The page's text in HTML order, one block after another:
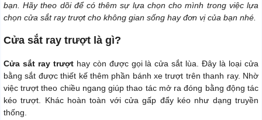
bạn. Hãy theo dõi để có thêm sự lựa chọn cho mình trong việc lựa
chọn cửa sắt ray trượt cho không gian sống hay đơn vị của bạn nhé.
Cửa sắt ray trượt là gì?
Cửa sắt ray trượthay còn được gọi là cửa sắt lùa. Đây là loại cửa
bằng sắt được thiết kế thêm phần bánh xe trượt trên thanh ray. Nhờ
việc trượt theo chiều ngang giúp thao tác mở ra đóng bằng động tác
kéo trượt. Khác hoàn toàn với cửa gấp đẩy kéo như dạng truyền
thống.